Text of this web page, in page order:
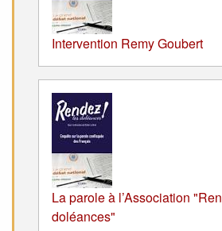
Intervention Remy Goubert
La parole à l’Association
doléances"